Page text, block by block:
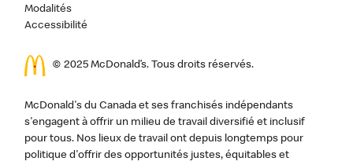
Modalités
Accessibilité
© 2025 McDonald’s. Tous droits réservés.
McDonald's du Canada et ses franchisés indépendants
s'engagent à offrir un milieu de travail diversifié et inclusif
pour tous. Nos lieux de travail ont depuis longtemps pour
politique d'offrir des opportunités justes, équitables et